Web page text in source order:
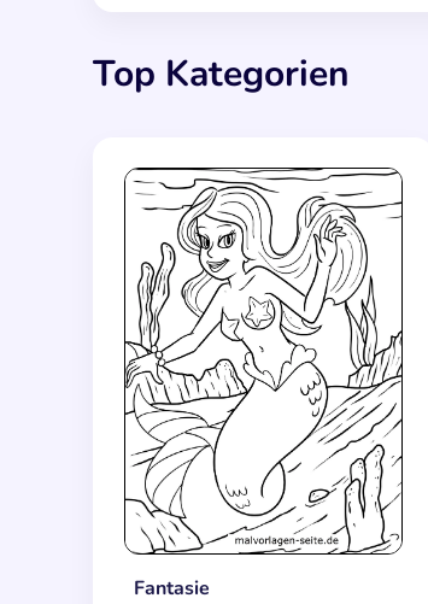
Top Kategorien
Fantasie